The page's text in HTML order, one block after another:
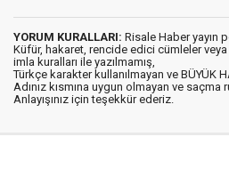
YORUM KURALLARI: Risale Haber yayın
Küfür, hakaret, rencide edici cümleler veya
imla kuralları ile yazılmamış,
Türkçe karakter kullanılmayan ve BÜYÜK
Adınız kısmına uygun olmayan ve
Anlayışınız için teşekkür ederiz.